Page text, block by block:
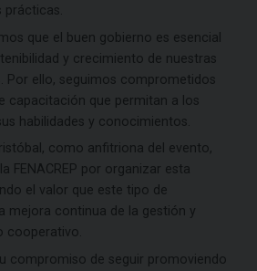
prácticas.
que el buen gobierno es esencial
y crecimiento de nuestras
Por ello, seguimos comprometidos
capacitación que permitan a los
habilidades y conocimientos.
como anfitriona del evento,
FENACREP por organizar esta
el valor que este tipo de
mejora continua de la gestión y
cooperativo.
compromiso de seguir promoviendo